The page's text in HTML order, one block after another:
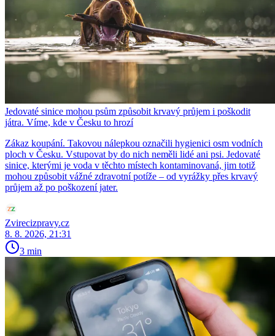
Jedovaté sinice mohou psům způsobit krvavý průjem i poškodit
játra. Víme, kde v Česku to hrozí
Zákaz koupání. Takovou nálepkou označili hygienici osm vodních
ploch v Česku. Vstupovat by do nich neměli lidé ani psi. Jedovaté
sinice, kterými je voda v těchto místech kontaminovaná, jim totiž
mohou způsobit vážné zdravotní potíže – od vyrážky přes krvavý
průjem až po poškození jater.
Zvirecizpravy.cz
8. 8. 2026, 21:31
3 min